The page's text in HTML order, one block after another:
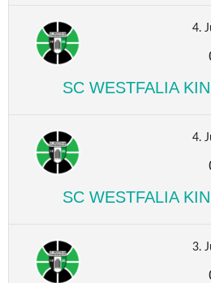
4.
SC WESTFALIA
4.
SC WESTFALIA
3.